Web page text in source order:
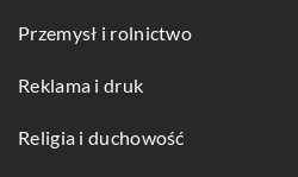
Przemysł i rolnictwo
Reklama i druk
Religia i duchowość